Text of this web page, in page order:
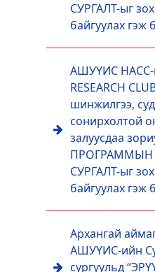
СУРГАЛТ-ыг
байгуулах гэж
АШУҮИС НАСС-
RESEARCH
шинжилгээ,
сонирхолтой
залуусдаа
ПРОГРАММЫН
СУРГАЛТ-ыг
байгуулах гэж
Архангай
АШУҮИС-ийн
сургуульд